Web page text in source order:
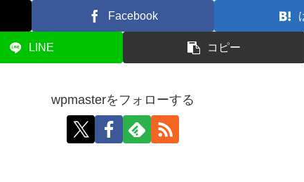
Facebook
LINE コピー
wpmasterをフォローする